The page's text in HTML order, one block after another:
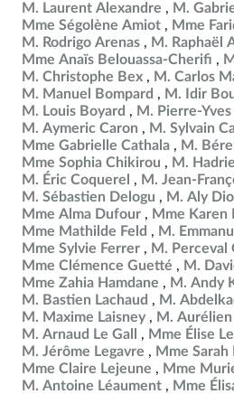
M. Laurent Alexandre
M.
Mme Ségolène Amiot
Mme
M. Rodrigo Arenas
M. Raphaël
Mme Anaïs Belouassa-Cherifi
M. Christophe Bex
M. Carlos
M. Manuel Bompard
M. Idir
M. Louis Boyard
M. Pierre-
M. Aymeric Caron
M. Sylvain
Mme Gabrielle Cathala
M.
Mme Sophia Chikirou
M.
M. Éric Coquerel
M. Jean-
M. Sébastien Delogu
M. Aly
Mme Alma Dufour
Mme Karen
Mme Mathilde Feld
M.
Mme Sylvie Ferrer
M. Perceval
Mme Clémence Guetté
M.
Mme Zahia Hamdane
M. Andy
M. Bastien Lachaud
M.
M. Maxime Laisney
M. Aurélien
M. Arnaud Le Gall
Mme Élise
M. Jérôme Legavre
Mme Sarah
Mme Claire Lejeune
Mme
M. Antoine Léaument
Mme